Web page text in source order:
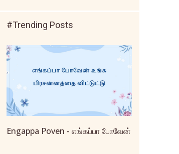
#Trending Posts
Engappa Poven - எங்கப்பா போவேன்